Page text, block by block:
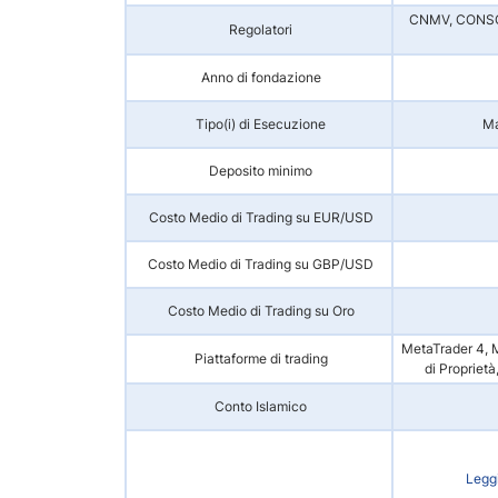
Regolatori
CNMV,
Anno di fondazione
Tipo(i) di Esecuzione
Deposito minimo
Costo Medio di Trading su EUR/USD
Costo Medio di Trading su GBP/USD
Costo Medio di Trading su Oro
Piattaforme di trading
MetaTrader 4,
di
Conto Islamico